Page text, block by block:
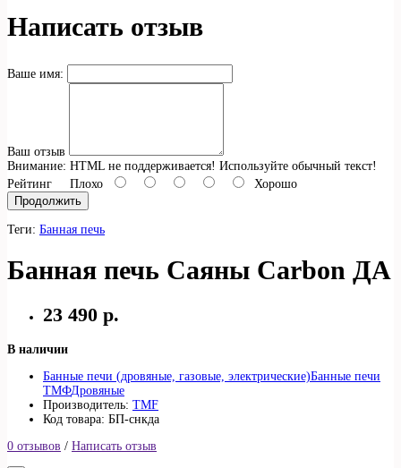
Написать отзыв
Ваше имя:
Ваш отзыв
Внимание: HTML не поддерживается! Используйте обычный текст!
Рейтинг Плохо
Хорошо
Продолжить
Теги: Банная печь
Банная печь Саяны Carbon ДА
23 490 р.
В наличии
Банные печи (дровяные, газовые, электрические)Банные печи
ТМФДровяные
Производитель: TMF
Код товара: БП-снкда
0 отзывов / Написать отзыв